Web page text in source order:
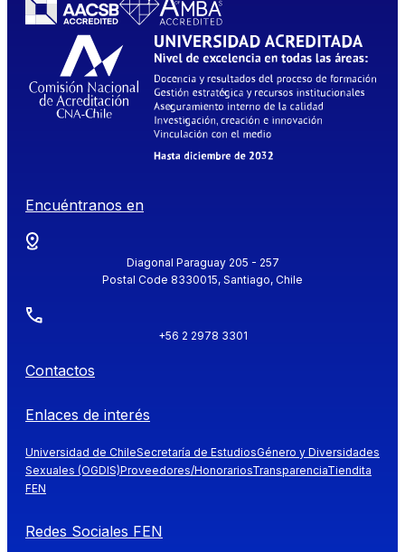
Encuéntranos en
Diagonal Paraguay 205 - 257
Postal Code 8330015, Santiago, Chile
+56 2 2978 3301
Contactos
Enlaces de interés
Universidad de ChileSecretaría de EstudiosGénero y Diversidades
Sexuales (OGDIS)Proveedores/HonorariosTransparenciaTiendita
FEN
Redes Sociales FEN